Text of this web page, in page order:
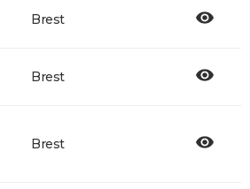
Brest
Brest
Brest